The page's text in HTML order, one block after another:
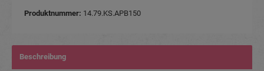
Produktnummer: 14.79.KS.APB150
Beschreibung